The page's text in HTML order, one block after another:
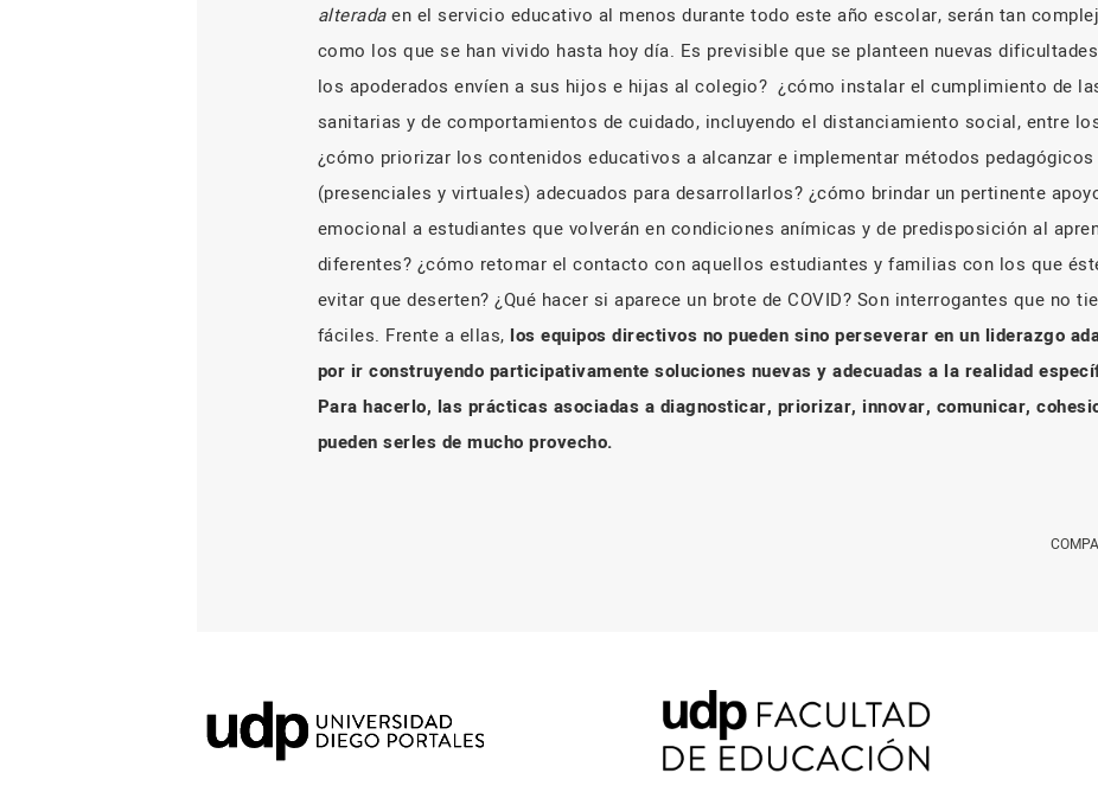
alteradaen el servicio educativo al menos durante todo este año escolar, serán tan
como los que se han vivido hasta hoy día. Es previsible que se planteen nuevas
los apoderados envíen a sus hijos e hijas al colegio? ¿cómo instalar el cumplimiento de
sanitarias y de comportamientos de cuidado, incluyendo el distanciamiento social, entre
¿cómo priorizar los contenidos educativos a alcanzar e implementar métodos
(presenciales y virtuales) adecuados para desarrollarlos? ¿cómo brindar un pertinente
emocional a estudiantes que volverán en condiciones anímicas y de predisposición al
diferentes? ¿cómo retomar el contacto con aquellos estudiantes y familias con los que
evitar que deserten? ¿Qué hacer si aparece un brote de COVID? Son interrogantes que no
fáciles. Frente a ellas, los equipos directivos no pueden sino perseverar en un liderazgo
por ir construyendo participativamente soluciones nuevas y adecuadas a la realidad
Para hacerlo, las prácticas asociadas a diagnosticar, priorizar, innovar, comunicar,
pueden serles de mucho provecho.